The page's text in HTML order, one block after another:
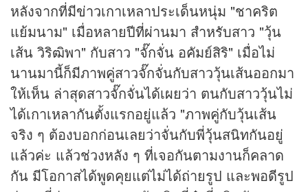
หลังจากที่มีข่าวเกาเหลาประเด็นหนุ่ม "ชาคริต
แย้มนาม" เมื่อหลายปีที่ผ่านมา สำหรับสาว "วุ้น
เส้น วิริฒิพา" กับสาว "จั๊กจั่น อคัมย์สิริ" เมื่อไม่
นานมานี้ก็มีภาพคู่สาวจั๊กจั่นกับสาววุ้นเส้นออกมา
ให้เห็น ล่าสุดสาวจั๊กจั่นได้เผยว่า ตนกับสาววุ้นไม่
ได้เกาเหลากันตั้งแรกอยู่แล้ว "ภาพคู่กับวุ้นเส้น
จริง ๆ ต้องบอกก่อนเลยว่าจั่นกับพี่วุ้นสนิทกันอยู่
แล้วค่ะ แล้วช่วงหลัง ๆ ที่เจอกันตามงานก็คลาด
กัน มีโอกาสได้พูดคุยแต่ไม่ได้ถ่ายรูป และพอดีรูป